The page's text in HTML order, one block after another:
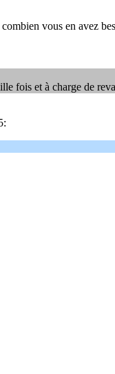
vous en avez
fois et à charge de